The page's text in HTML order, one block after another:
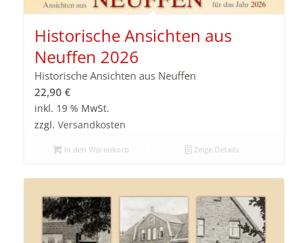
Historische Ansichten aus
Neuffen 2026
Historische Ansichten aus Neuffen
22,90 €
inkl. 19 % MwSt.
zzgl. Versandkosten
In den Warenkorb Zeige Details